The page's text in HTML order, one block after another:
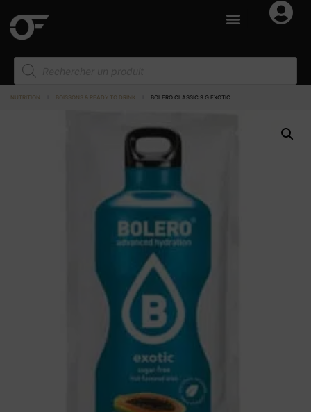
NUTRITION BOISSONS & READY TO DRINK BOLERO CLASSIC 9 G EXOTIC